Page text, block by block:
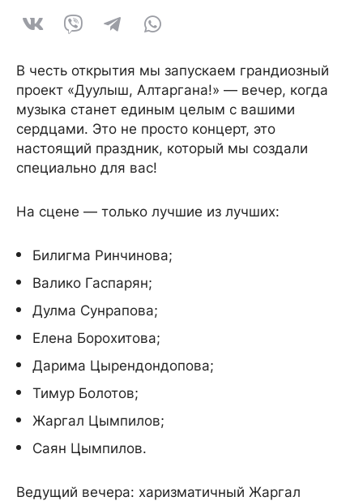
В честь открытия мы запускаем грандиозный
проект «Дуулыш, Алтаргана!» — вечер, когда
музыка станет единым целым с вашими
сердцами. Это не просто концерт, это
настоящий праздник, который мы создали
специально для вас!
На сцене — только лучшие из лучших:
Билигма Ринчинова;
Валико Гаспарян;
Дулма Сунрапова;
Елена Борохитова;
Дарима Цырендондопова;
Тимур Болотов;
Жаргал Цымпилов;
Саян Цымпилов.
Ведущий вечера: харизматичный Жаргал